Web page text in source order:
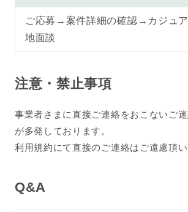
ご応募→案件詳細の確認→カジュ
地面談
注意・禁止事項
事業者さまに直接ご連絡をおこないご
が多発しております。
利用規約にて直接のご連絡はご遠慮頂い
Q&A